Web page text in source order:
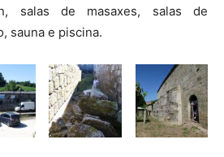
salas de masaxes, salas de
sauna e piscina.